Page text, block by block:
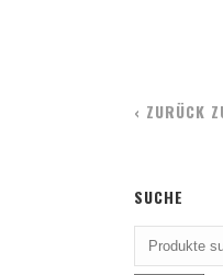
‹ ZURÜCK
SUCHE
Suche
nach: